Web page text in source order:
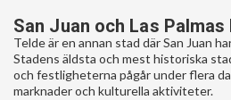
San Juan och Las
Telde är en annan stad där San Juan
Stadens äldsta och mest historiska
och festligheterna pågår under flera
marknader och kulturella aktiviteter.